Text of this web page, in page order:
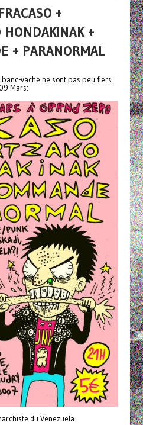
+
+
+ PARANORMAL
vache ne sont pas peu fiers
Mars:
du Venezuela